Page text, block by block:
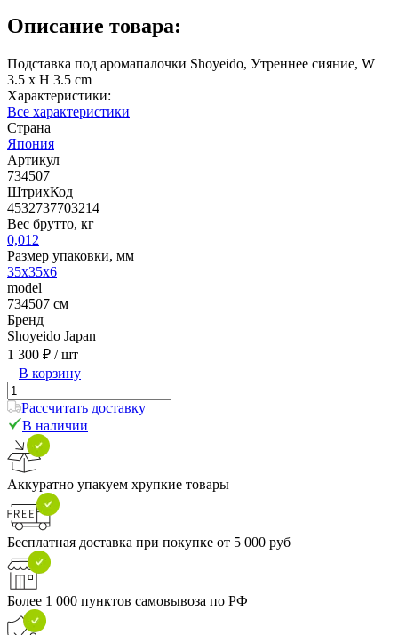
Описание товара:
Подставка под аромапалочки Shoyeido, Утреннее сияние, W
3.5 x H 3.5 cm
Характеристики:
Все характеристики
Страна
Япония
Артикул
734507
ШтрихКод
4532737703214
Вес брутто, кг
0,012
Размер упаковки, мм
35х35x6
model
734507 см
Бренд
Shoyeido Japan
1 300 ₽ / шт
В корзину
Рассчитать доставку
В наличии
Аккуратно упакуем хрупкие товары
Бесплатная доставка при покупке от 5 000 руб
Более 1 000 пунктов самовывоза по РФ